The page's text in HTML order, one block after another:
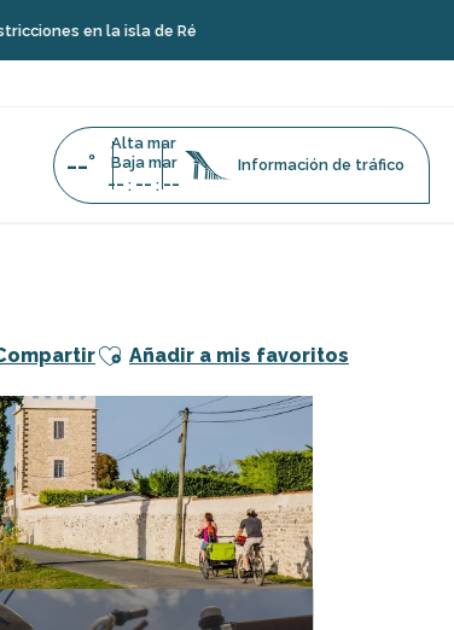
isla de Ré
--°
Alta mar
Baja mar
-- : -- : --
Información de tráfico
Ajouter aux favoris
Añadir a mis favoritos